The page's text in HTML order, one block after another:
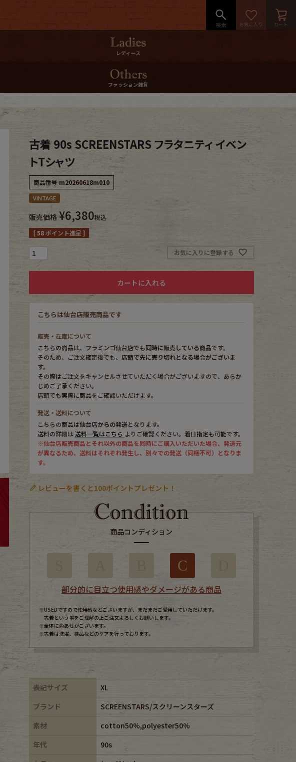
レディース
ファッション雑貨
古着 90s SCREENSTARS フラタニティ イベン
トTシャツ
商品番号 m20260618m010
VINTAGE
販売価格 ¥6,380税込
[58ポイント進呈 ]
お気に入りに登録する
カートに入れる
こちらは仙台店販売商品です
販売・在庫について
こちらの商品は、フラミンゴ仙台店でも同時に販売している商品です。
そのため、ご注文確定後でも、 店頭で先に売り切れとなる場合がございま
す。
その際はご注文をキャンセルさせていただく場合がございますので、あらか
じめご了承ください。
店頭でも実際に商品をご確認いただけます。
発送・送料について
こちらの商品は仙台店からの発送となります。
送料の詳細は 送料一覧はこちら よりご確認ください。着日指定も可能です。
※仙台店販売商品とそれ以外の商品を同時にご購入いただいた場合、発送元
が異なるため、送料はそれぞれ発生し、別々での発送（同梱不可）となりま
す。
レビューを書くと100ポイントプレゼント！
商品コンディション
C
部分的に目立つ使用感やダメージがある商品
※USEDですので使用感などございますが、まだまだご愛用していただけます。
古着という事をご理解の上ご注文よろしくお願いします。
※全体に色あせがございます。
※古着は洗濯、検品などのケアを行っております。
表記サイズ
XL
ブランド
SCREENSTARS/スクリーンスターズ
素材
cotton50%,polyester50%
年代
90s